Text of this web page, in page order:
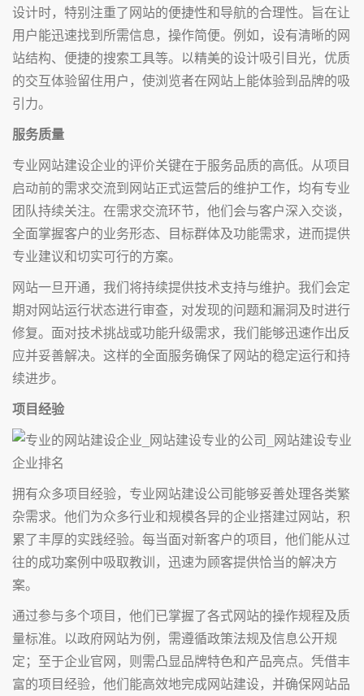
设计时，特别注重了网站的便捷性和导航的合理性。旨在让
用户能迅速找到所需信息，操作简便。例如，设有清晰的网
站结构、便捷的搜索工具等。以精美的设计吸引目光，优质
的交互体验留住用户，使浏览者在网站上能体验到品牌的吸
引力。
服务质量
专业网站建设企业的评价关键在于服务品质的高低。从项目
启动前的需求交流到网站正式运营后的维护工作，均有专业
团队持续关注。在需求交流环节，他们会与客户深入交谈，
全面掌握客户的业务形态、目标群体及功能需求，进而提供
专业建议和切实可行的方案。
网站一旦开通，我们将持续提供技术支持与维护。我们会定
期对网站运行状态进行审查，对发现的问题和漏洞及时进行
修复。面对技术挑战或功能升级需求，我们能够迅速作出反
应并妥善解决。这样的全面服务确保了网站的稳定运行和持
续进步。
项目经验
拥有众多项目经验，专业网站建设公司能够妥善处理各类繁
杂需求。他们为众多行业和规模各异的企业搭建过网站，积
累了丰厚的实践经验。每当面对新客户的项目，他们能从过
往的成功案例中吸取教训，迅速为顾客提供恰当的解决方
案。
通过参与多个项目，他们已掌握了各式网站的操作规程及质
量标准。以政府网站为例，需遵循政策法规及信息公开规
定；至于企业官网，则需凸显品牌特色和产品亮点。凭借丰
富的项目经验，他们能高效地完成网站建设，并确保网站品